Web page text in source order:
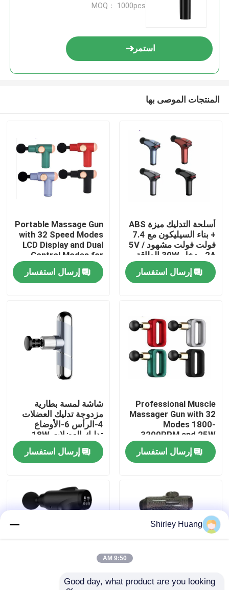
المنتجات
حولنا
مراقبة الجودة
اتصل بنا
القضايا
لوحة مفاتيح وماوس كمبيوتر سلكي
+ التحكم باللمس ، بطارية
MOQ： 1000pcs
استمر
المنتجات الموصى بها
أسلحة التدليك ميزة ABS
+ بناء السيليكون مع 7.4
فولت فولت مشهود 5V /
2A مدخل 30W الطاقة
1800mAh بطارية 1800-
3200 RPM سرعة إرسال استفسار
Portable Massage Gun
with 32 Speed Modes
LCD Display and Dual
Control Modes for
Deep Tissue Relief
إرسال استفسار
Professional Muscle
Massager Gun with 32
Modes 1800-
3200RPM and 25W
Power for Deep
Tissue Relief
إرسال استفسار
شاشة لمسة بطارية
مزدوجة تدليك العضلات
4-الرأس 6-الأوضاع
تدليك العضلات 18W
الطاقة الأسود الرمادي
الأزرق إرسال استفسار
يمكن تخصيص 1-9 اختيار
مساحة العرض مزدوجة
Shirley Huang
9:50 AM
Good day, what product are you looking